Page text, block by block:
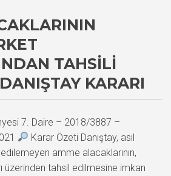
TAHSILI
KARARI
7. Daire – 2018/3887 –
Karar Özeti Danıştay, asıl
amme alacaklarının,
üzerinden tahsil edilmesine imkan